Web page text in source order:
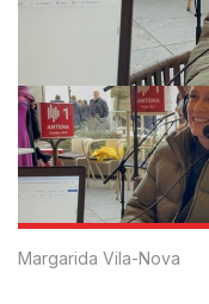
Margarida Vila-Nova